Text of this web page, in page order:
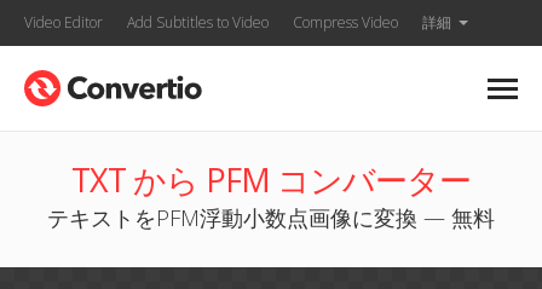
Video Editor Add Subtitles to Video Compress Video 詳細
TXT から PFM コンバーター
テキストをPFM浮動小数点画像に変換 — 無料